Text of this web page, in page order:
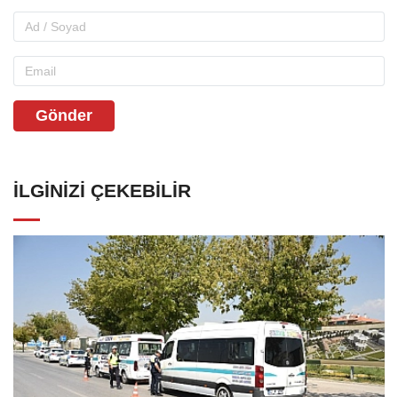
Gönder
İLGINIZI ÇEKEBILIR